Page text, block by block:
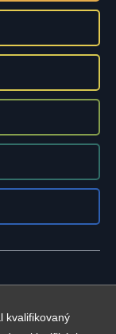
kvalifikovaný